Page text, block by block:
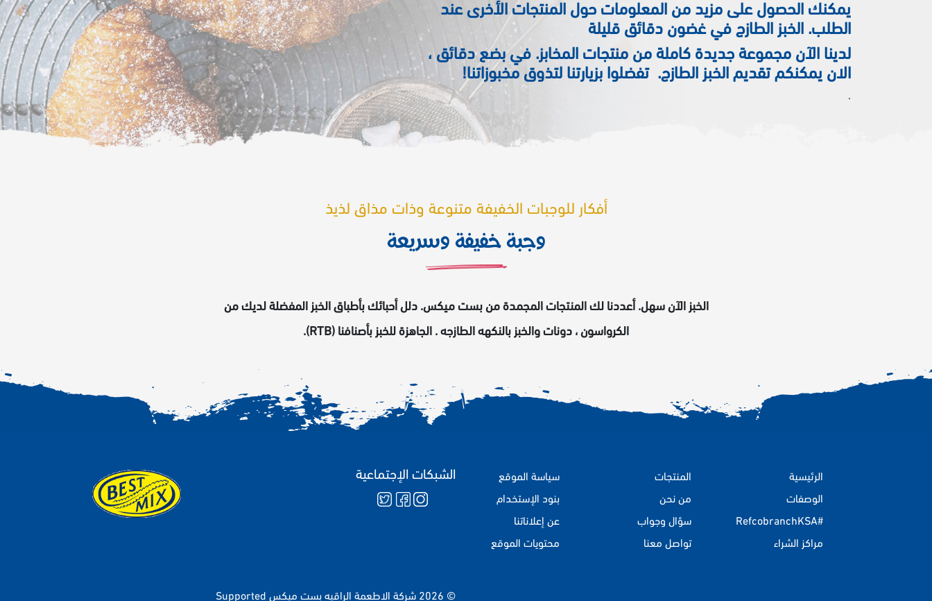
يمكنك الحصول على مزيد من المعلومات حول المنتجات الأخرى عند
الطلب. الخبز الطازج في غضون دقائق قليلة
لدينا الآن مجموعة جديدة كاملة من منتجات المخابز. في بضع دقائق ،
الان يمكنكم تقديم الخبز الطازج. تفضلوا بزيارتنا لتذوق مخبوزاتنا!
.
أفكار للوجبات الخفيفة متنوعة وذات مذاق لذيذ
وجبة خفيفة وسريعة
الخبز الآن سهل. أعددنا لك المنتجات المجمدة من بست ميكس. دلل أحبائك بأطباق الخبز المفضلة لديك من
الكرواسون ، دونات والخبز بالنكهه الطازجه . الجاهزة للخبز بأصنافنا (RTB).
الرئيسية
الوصفات
#RefcobranchKSA
مراكز الشراء
المنتجات
من نحن
سؤال وجواب
تواصل معنا
سياسة الموقع
بنود الإستخدام
عن إعلاناتنا
محتويات الموقع
الشبكات الإجتماعية
© 2026 شركة الاطعمة الراقيه بست ميكس Supported